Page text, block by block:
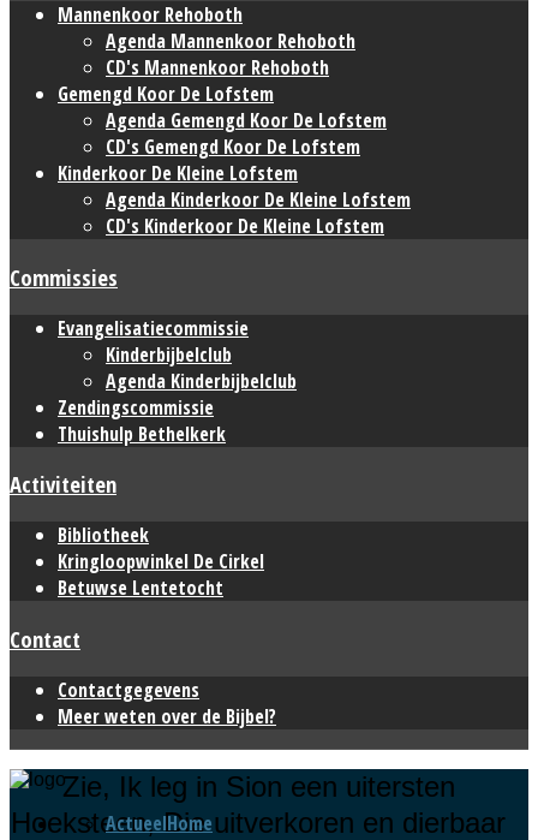
Mannenkoor Rehoboth
Agenda Mannenkoor Rehoboth
CD's Mannenkoor Rehoboth
Gemengd Koor De Lofstem
Agenda Gemengd Koor De Lofstem
CD's Gemengd Koor De Lofstem
Kinderkoor De Kleine Lofstem
Agenda Kinderkoor De Kleine Lofstem
CD's Kinderkoor De Kleine Lofstem
Commissies
Evangelisatiecommissie
Kinderbijbelclub
Agenda Kinderbijbelclub
Zendingscommissie
Thuishulp Bethelkerk
Activiteiten
Bibliotheek
Kringloopwinkel De Cirkel
Betuwse Lentetocht
Contact
Contactgegevens
Meer weten over de Bijbel?
Home
Actueel
Zie, Ik leg in Sion een uitersten
Hoeksteen, Die uitverkoren en dierbaar